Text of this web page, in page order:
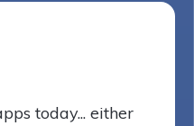
today... either